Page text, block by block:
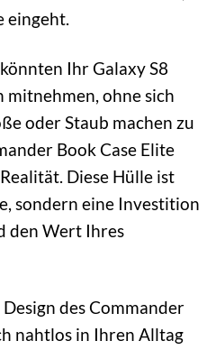
eingeht.
Ihr Galaxy S8
ohne sich
oder Staub machen zu
Book Case Elite
Diese Hülle ist
sondern eine Investition
den Wert Ihres
des Commander
nahtlos in Ihren Alltag